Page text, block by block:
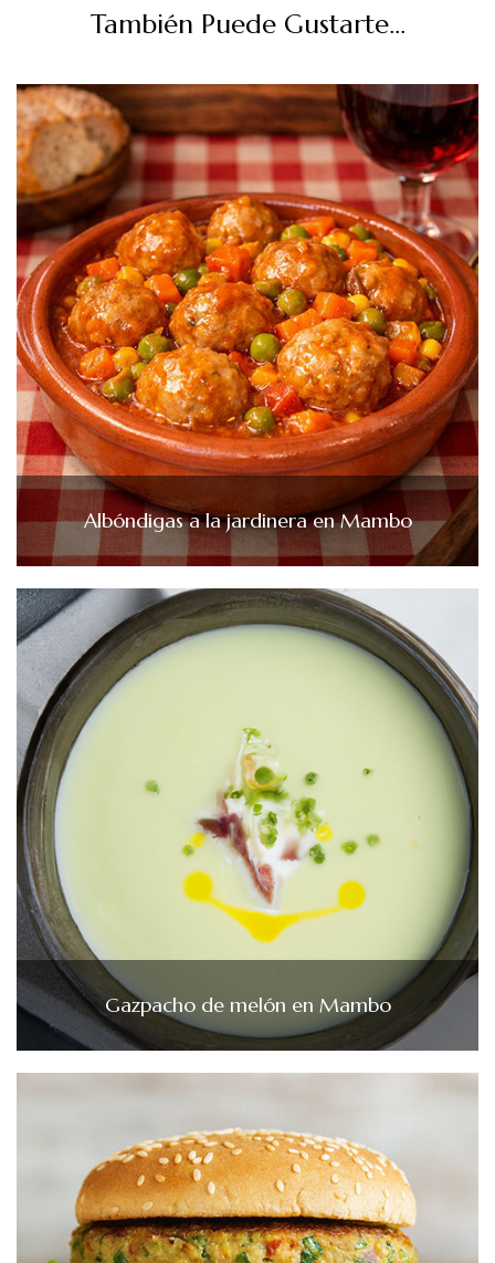
También Puede Gustarte...
Albóndigas a la jardinera en Mambo
Gazpacho de melón en Mambo